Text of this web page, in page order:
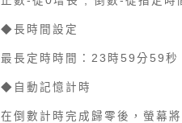
◆長時間設定
最長定時時間：23時59分59秒
◆自動記憶計時
在倒數計時完成歸零後，螢幕